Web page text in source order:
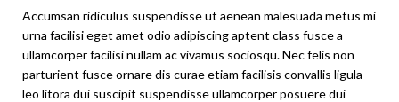
Accumsan ridiculus suspendisse ut aenean malesuada metus mi
urna facilisi eget amet odio adipiscing aptent class fusce a
ullamcorper facilisi nullam ac vivamus sociosqu. Nec felis non
parturient fusce ornare dis curae etiam facilisis convallis ligula
leo litora dui suscipit suspendisse ullamcorper posuere dui